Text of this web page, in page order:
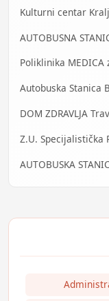
Kulturni centar
AUTOBUSNA
Poliklinika MEDICA
Autobuska Stanica
DOM ZDRAVLJA
AUTOBUSKA